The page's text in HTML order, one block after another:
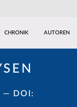
CHRONIK AUTOREN
— DOI: